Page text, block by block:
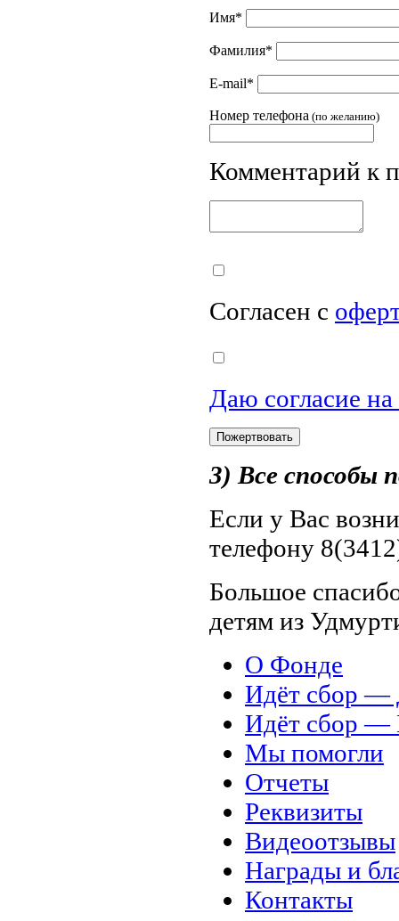
Имя*
Фамилия*
E-mail*
Номер телефона (по желанию)
Комментарий к
Согласен с
Даю согласие
3) Все способы
Если у Вас
телефону
Большое
детям из
О Фонде
Идёт сбор
Идёт сбор
Мы помогли
Отчеты
Реквизиты
Видеоотзывы
Награды и
Контакты